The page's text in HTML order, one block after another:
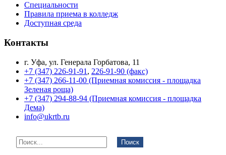
Специальности
Правила приема в колледж
Доступная среда
Контакты
г. Уфа, ул. Генерала Горбатова, 11
+7 (347) 226-91-91 , 226-91-90 (факс)
+7 (347) 266-11-00 (Приемная комиссия - площадка
Зеленая роща)
+7 (347) 294-88-94 (Приемная комиссия - площадка
Дема)
info@ukrtb.ru
Поиск